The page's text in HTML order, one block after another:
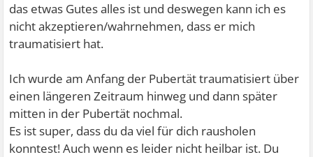
das etwas Gutes alles ist und deswegen kann ich es
nicht akzeptieren/wahrnehmen, dass er mich
traumatisiert hat.
Ich wurde am Anfang der Pubertät traumatisiert über
einen längeren Zeitraum hinweg und dann später
mitten in der Pubertät nochmal.
Es ist super, dass du da viel für dich rausholen
konntest! Auch wenn es leider nicht heilbar ist. Du